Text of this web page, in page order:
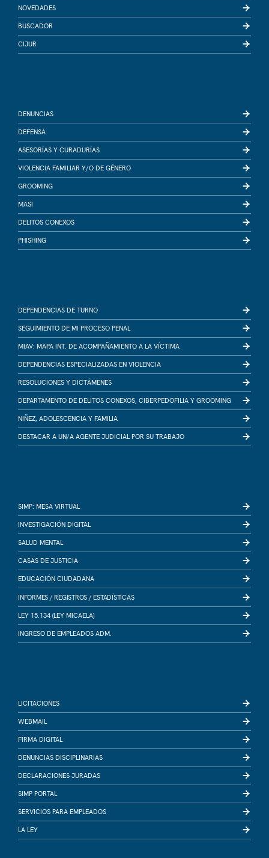
NOVEDADES
BUSCADOR
CIJUR
DENUNCIAS
DEFENSA
ASESORÍAS Y CURADURÍAS
VIOLENCIA FAMILIAR Y/O DE GÉNERO
GROOMING
MASI
DELITOS CONEXOS
PHISHING
DEPENDENCIAS DE TURNO
SEGUIMIENTO DE MI PROCESO PENAL
MIAV: MAPA INT. DE ACOMPAÑAMIENTO A LA VÍCTIMA
DEPENDENCIAS ESPECIALIZADAS EN VIOLENCIA
RESOLUCIONES Y DICTÁMENES
DEPARTAMENTO DE DELITOS CONEXOS, CIBERPEDOFILIA Y GROOMING
NIÑEZ, ADOLESCENCIA Y FAMILIA
DESTACAR A UN/A AGENTE JUDICIAL POR SU TRABAJO
SIMP: MESA VIRTUAL
INVESTIGACIÓN DIGITAL
SALUD MENTAL
CASAS DE JUSTICIA
EDUCACIÓN CIUDADANA
INFORMES / REGISTROS / ESTADÍSTICAS
LEY 15.134 (LEY MICAELA)
INGRESO DE EMPLEADOS ADM.
LICITACIONES
WEBMAIL
FIRMA DIGITAL
DENUNCIAS DISCIPLINARIAS
DECLARACIONES JURADAS
SIMP PORTAL
SERVICIOS PARA EMPLEADOS
LA LEY